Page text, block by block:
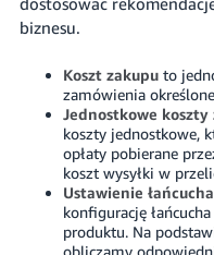
biznesu.
Koszt zakuputo
zamówienia
Jednostkowe koszty
koszty jednostkowe,
opłaty pobierane
koszt wysyłki w
Ustawienie
konfigurację
produktu. Na
obliczamy